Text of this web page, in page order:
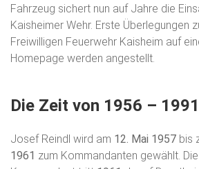
Fahrzeug sichert nun auf Jahre die
Kaisheimer Wehr. Erste Überlegungen
Freiwilligen Feuerwehr Kaisheim auf
Homepage werden angestellt.
Die Zeit von 1956 – 1991
Josef Reindl wird am 12. Mai 1957 bis
1961 zum Kommandanten gewählt.